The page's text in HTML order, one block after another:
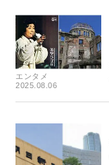
エンタメ
2025.08.06